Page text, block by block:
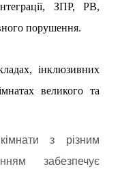
ЗПР, РВ,
порушення.
інклюзивних
великого та
з різним
забезпечує